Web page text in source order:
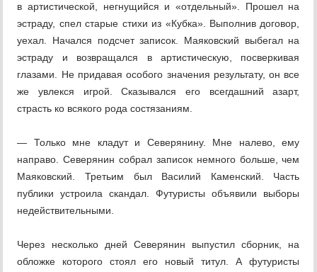
в артистической, негнущийся и «отдельный». Прошел на
эстраду, спел старые стихи из «Кубка». Выполнив договор,
уехал. Начался подсчет записок. Маяковский выбегал на
эстраду и возвращался в артистическую, посверкивая
глазами. Не придавая особого значения результату, он все
же увлекся игрой. Сказывался его всегдашний азарт,
страсть ко всякого рода состязаниям.
— Только мне кладут и Северянину. Мне налево, ему
направо. Северянин собрал записок немного больше, чем
Маяковский. Третьим был Василий Каменский. Часть
публики устроила скандал. Футуристы объявили выборы
недействительными.
Через несколько дней Северянин выпустил сборник, на
обложке которого стоял его новый титул. А футуристы